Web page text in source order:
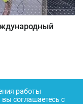
работы
соглашаетесь с